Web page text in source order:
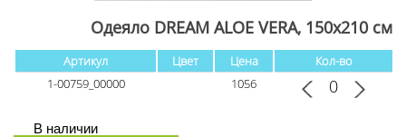
Одеяло DREAM ALOE VERA, 150x210 см
Артикул Цвет Цена
Кол-во
1-00759_00000
1056
В наличии